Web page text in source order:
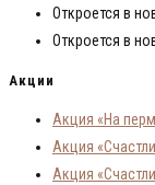
Откроется в
Откроется в
Акции
Акция «На
Акция
Акция